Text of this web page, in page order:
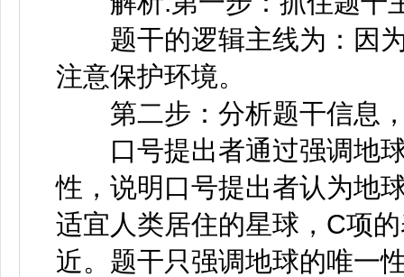
题干的逻辑主线为：因为
注意保护环境。
第二步：分析题干信息，
口号提出者通过强调地球
性，说明口号提出者认为地
适宜人类居住的星球，C项
近。题干只强调地球的唯一